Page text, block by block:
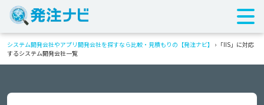
システム開発会社やアプリ開発会社を探すなら比較・見積もりの【発注ナビ】 › 「IIS」に対応
するシステム開発会社一覧